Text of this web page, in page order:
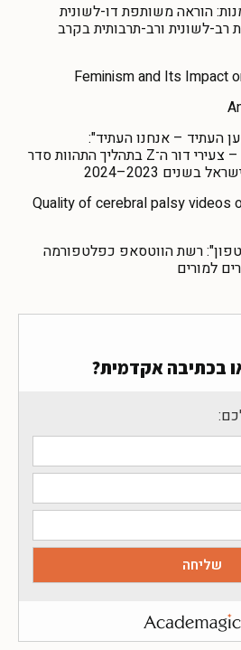
הוראה משותפת דו-לשונית
רב-לשונית ורב-תרבותית בקרב
Feminism and Its Impact
העתיד – אנחנו העתיד":
אקטיביסטים בעל כורחם – צעירי דור ה־Z בתהליך התהוות סדר
2023–2024
Quality of cerebral palsy videos
רשת הווטסאפ כפלטפורמה
למורים
בכתיבה אקדמית?